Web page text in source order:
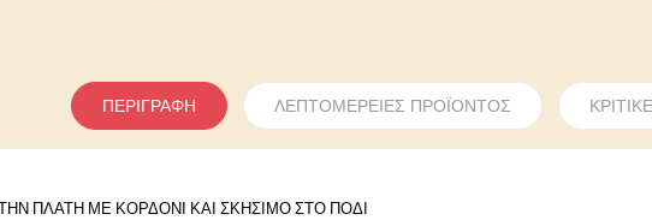
ΠΕΡΙΓΡΑΦΉ ΛΕΠΤΟΜΈΡΕΙΕΣ ΠΡΟΪΌΝΤΟΣ
ΠΛΑΤΗ ΜΕ ΚΟΡΔΟΝΙ ΚΑΙ ΣΚΗΣΙΜΟ ΣΤΟ ΠΟΔΙ